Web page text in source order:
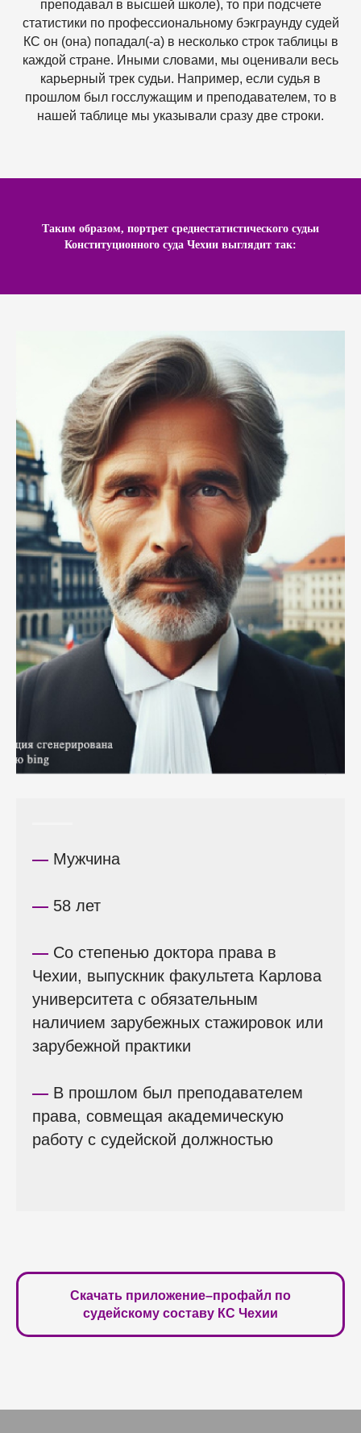
преподавал в высшей школе), то при подсчете
статистики по профессиональному бэкграунду судей
КС он (она) попадал(-а) в несколько строк таблицы в
каждой стране. Иными словами, мы оценивали весь
карьерный трек судьи. Например, если судья в
прошлом был госслужащим и преподавателем, то в
нашей таблице мы указывали сразу две строки.
Таким образом, портрет среднестатистического судьи
Конституционного суда Чехии выглядит так:
— Мужчина
— 58 лет
— Со степенью доктора права в
Чехии, выпускник факультета Карлова
университета с обязательным
наличием зарубежных стажировок или
зарубежной практики
— В прошлом был преподавателем
права, совмещая академическую
работу с судейской должностью
Скачать приложение–профайл по
судейскому составу КС Чехии